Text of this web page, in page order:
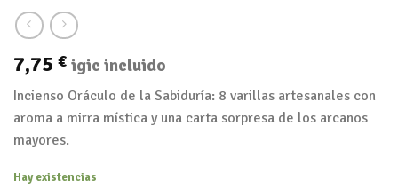
7,75 € igic incluido
Incienso Oráculo de la Sabiduría: 8 varillas artesanales con
aroma a mirra mística y una carta sorpresa de los arcanos
mayores.
Hay existencias